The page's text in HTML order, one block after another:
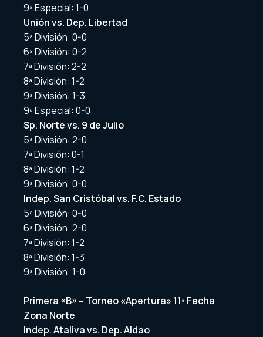
9ª Especial: 1-0
Unión vs. Dep. Libertad
5ª División: 0-0
6ª División: 0-2
7ª División: 2-2
8ª División: 1-2
9ª División: 1-3
9ª Especial: 0-0
Sp. Norte vs. 9 de Julio
5ª División: 2-0
7ª División: 0-1
8ª División: 1-2
9ª División: 0-0
Indep. San Cristóbal vs. F.C. Estado
5ª División: 0-0
6ª División: 2-0
7ª División: 1-2
8ª División: 1-3
9ª División: 1-0
Primera «B» – Torneo «Apertura» 11ª Fecha
Zona Norte
Indep. Ataliva vs. Dep. Aldao